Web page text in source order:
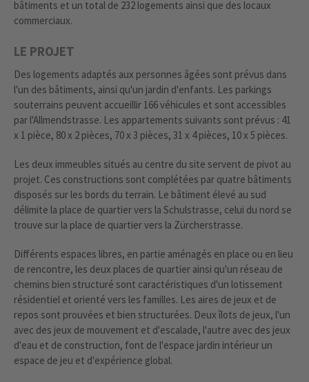
bâtiments et un total de 232 logements ainsi que des locaux
commerciaux.
LE PROJET
Des logements adaptés aux personnes âgées sont prévus dans
l'un des bâtiments, ainsi qu'un jardin d'enfants. Les parkings
souterrains peuvent accueillir 166 véhicules et sont accessibles
par l'Allmendstrasse. Les appartements suivants sont prévus : 41
x 1 pièce, 80 x 2 pièces, 70 x 3 pièces, 31 x 4 pièces, 10 x 5 pièces.
Les deux immeubles situés au centre du site servent de pivot au
projet. Ces constructions sont complétées par quatre bâtiments
disposés sur les bords du terrain. Le bâtiment élevé au sud
délimite la place de quartier vers la Schulstrasse, celui du nord se
trouve sur la place de quartier vers la Zürcherstrasse.
Différents espaces libres, en partie aménagés en place ou en lieu
de rencontre, les deux places de quartier ainsi qu'un réseau de
chemins bien structuré sont caractéristiques d'un lotissement
résidentiel et orienté vers les familles. Les aires de jeux et de
repos sont prouvées et bien structurées. Deux îlots de jeux, l'un
avec des jeux de mouvement et d'escalade, l'autre avec des jeux
d'eau et de construction, font de l'espace jardin intérieur un
espace de jeu et d'expérience global.